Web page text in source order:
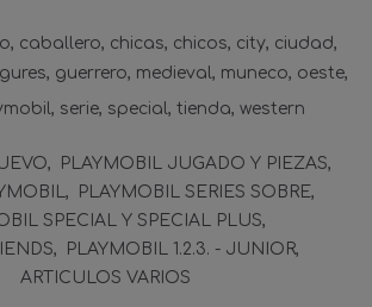
caballero chicas chicos city ciudad
guerrero medieval muneco oeste
serie special tienda western
PLAYMOBIL JUGADO Y PIEZAS
PLAYMOBIL SERIES SOBRE
SPECIAL Y SPECIAL PLUS
PLAYMOBIL 1.2.3. - JUNIOR
ARTICULOS VARIOS